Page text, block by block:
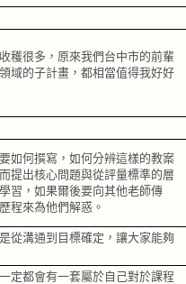
穫很多，原來我們台中市的前輩
域的子計畫，都相當值得我好好
如何撰寫，如何分辨這樣的教案
提出核心問題與從評量標準的層
習，如果爾後要向其他老師傳
程來為他們解惑。
從溝通到目標確定，讓大家能夠
定都會有一套屬於自己對於課程